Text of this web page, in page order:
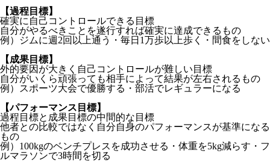
【過程目標】
確実に自己コントロールできる目標
自分がやるべきことを遂行すれば確実に達成できるもの
例）ジムに週2回以上通う・毎日1万歩以上歩く・間食をしない
【成果目標】
外的要因が大きく自己コントロールが難しい目標
自分がいくら頑張っても相手によって結果が左右されるもの
例）スポーツ大会で優勝する・部活でレギュラーになる
【パフォーマンス目標】
過程目標と成果目標の中間的な目標
他者との比較ではなく自分自身のパフォーマンスが基準になる
もの
例）100kgのベンチプレスを成功させる・体重を5kg減らす・フ
ルマラソンで3時間を切る